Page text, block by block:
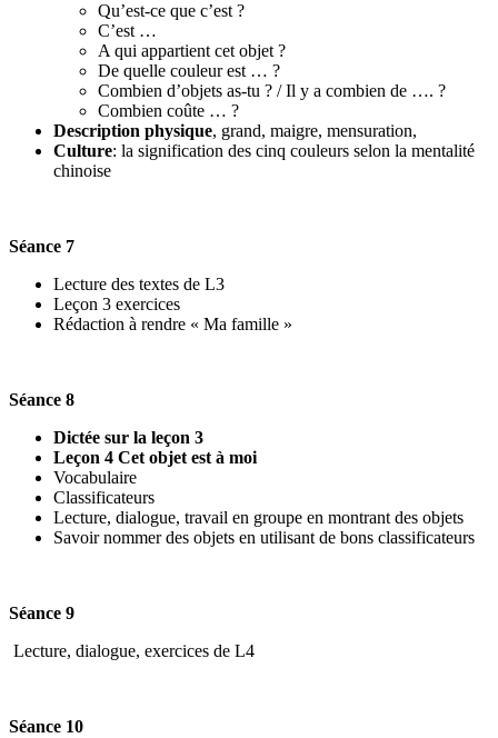
Qu’est-ce que c’est ?
C’est …
A qui appartient cet objet ?
De quelle couleur est … ?
Combien d’objets as-tu ? / Il y a combien de …. ?
Combien coûte … ?
Description physique, grand, maigre, mensuration,
Culture: la signification des cinq couleurs selon la mentalité
chinoise
Séance 7
Lecture des textes de L3
Leçon 3 exercices
Rédaction à rendre « Ma famille »
Séance 8
Dictée sur la leçon 3
Leçon 4 Cet objet est à moi
Vocabulaire
Classificateurs
Lecture, dialogue, travail en groupe en montrant des objets
Savoir nommer des objets en utilisant de bons classificateurs
Séance 9
Lecture, dialogue, exercices de L4
Séance 10